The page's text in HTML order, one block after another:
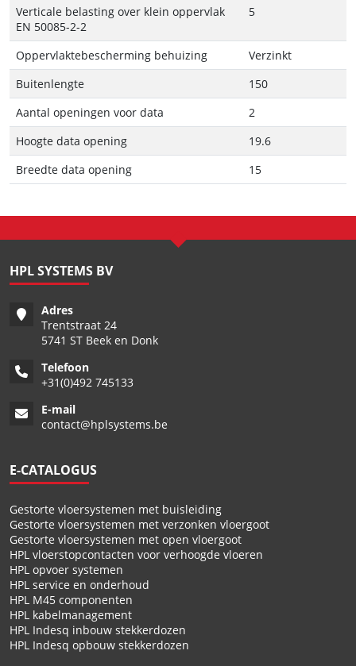
Verticale belasting over klein oppervlak
EN 50085-2-2
5
Oppervlaktebescherming behuizing
Verzinkt
Buitenlengte
150
Aantal openingen voor data
2
Hoogte data opening
19.6
Breedte data opening
15
HPL SYSTEMS BV
Adres
Trentstraat 24
5741 ST Beek en Donk
Telefoon
+31(0)492 745133
E-mail
contact@hplsystems.be
E-CATALOGUS
Gestorte vloersystemen met buisleiding
Gestorte vloersystemen met verzonken vloergoot
Gestorte vloersystemen met open vloergoot
HPL vloerstopcontacten voor verhoogde vloeren
HPL opvoer systemen
HPL service en onderhoud
HPL M45 componenten
HPL kabelmanagement
HPL Indesq inbouw stekkerdozen
HPL Indesq opbouw stekkerdozen